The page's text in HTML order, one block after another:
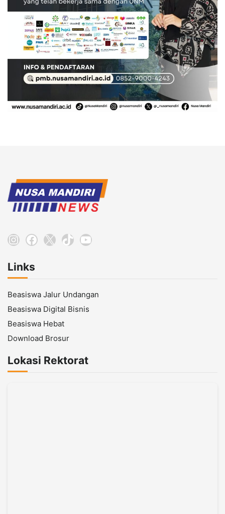
Instagram
Facebook
X TikTokYouTube
Links
Beasiswa Jalur Undangan
Beasiswa Digital Bisnis
Beasiswa Hebat
Download Brosur
Lokasi Rektorat